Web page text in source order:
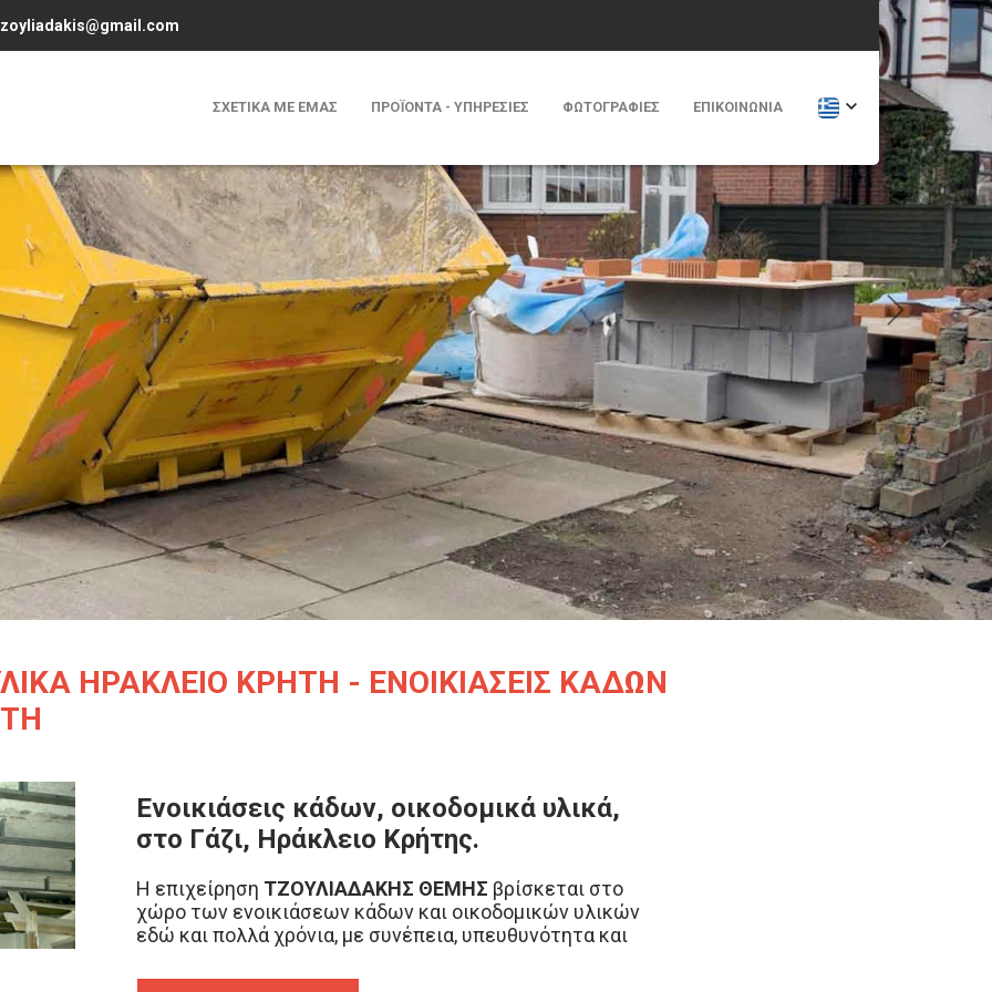
ΣΧΕΤΙΚΑ ΜΕ ΕΜΑΣ ΠΡΟΪΟΝΤΑ - ΥΠΗΡΕΣΙΕΣ ΦΩΤΟΓΡΑΦΊΕΣ ΕΠΙΚΟΙΝΩΝΊΑ
ΗΡΑΚΛΕΙΟ ΚΡΗΤΗ - ΕΝΟΙΚΙΑΣΕΙΣ ΚΑΔΩΝ
Ενοικιάσεις κάδων, οικοδομικά υλικά,
στο Γάζι, Ηράκλειο Κρήτης.
Η επιχείρηση ΤΖΟΥΛΙΑΔΑΚΗΣ ΘΕΜΗΣ βρίσκεται στο
χώρο των ενοικιάσεων κάδων και οικοδομικών υλικών
εδώ και πολλά χρόνια, με συνέπεια, υπευθυνότητα και
σε όλη την Κρήτη, πάντα στις πιο ανταγωνιστικές τιμές.